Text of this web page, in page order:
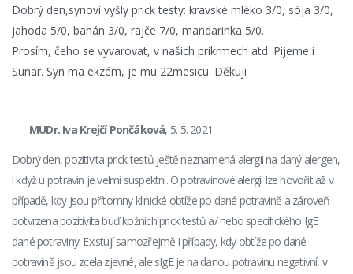
Dobrý den,synovi vyšly prick testy: kravské mléko 3/0, sója 3/0,
jahoda 5/0, banán 3/0, rajče 7/0, mandarinka 5/0.
Prosím, čeho se vyvarovat, v našich prikrmech atd. Pijeme i
Sunar. Syn ma ekzém, je mu 22mesicu. Děkuji
MUDr. Iva Krejčí Pončáková, 5. 5. 2021
Dobrý den, pozitivita prick testů ještě neznamená alergii na daný alergen,
i když u potravin je velmi suspektní. O potravinové alergii lze hovořit až v
případě, kdy jsou přítomny klinické obtíže po dané potravině a zároveň
potvrzena pozitivita buď kožních prick testů a/ nebo specifického IgE
dané potraviny. Existují samozřejmě i případy, kdy obtíže po dané
potravině jsou zcela zjevné, ale sIgE je na danou potravinu negativní, v